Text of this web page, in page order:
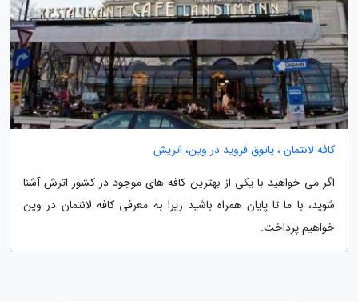
کافه لانتمان ، پاتوق فروید در وین، اتریش
اگر می خواهید با یکی از بهترین کافه های موجود در کشور اترش آشنا
شوید، با ما تا پایان همراه باشید زیرا به معرفی کافه لانتمان در وین
خواهیم پرداخت.